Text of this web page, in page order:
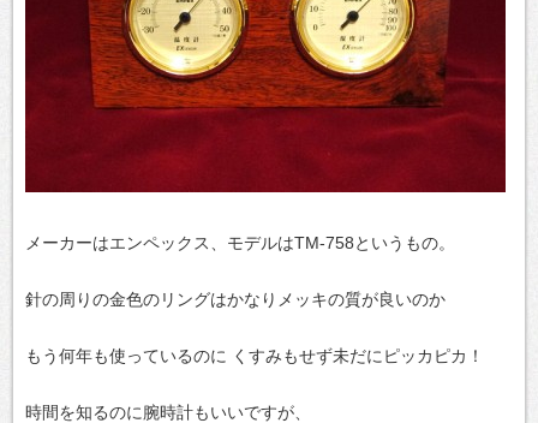
メーカーはエンペックス、モデルはTM-758というもの。
針の周りの金色のリングはかなりメッキの質が良いのか
もう何年も使っているのに くすみもせず未だにピッカピカ！
時間を知るのに腕時計もいいですが、